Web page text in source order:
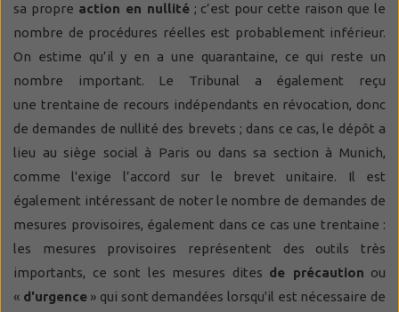
sa propre action en nullité; c’est pour cette raison que le
nombre de procédures réelles est probablement inférieur.
On estime qu’il y en a une quarantaine, ce qui reste un
nombre important. Le Tribunal a également reçu
une trentaine de recours indépendants en révocation, donc
de demandes de nullité des brevets ; dans ce cas, le dépôt a
lieu au siège social à Paris ou dans sa section à Munich,
comme l'exige l’accord sur le brevet unitaire. Il est
également intéressant de noter le nombre de demandes de
mesures provisoires, également dans ce cas une trentaine :
les mesures provisoires représentent des outils très
importants, ce sont les mesures dites de précaution ou
« d'urgence» qui sont demandées lorsqu'il est nécessaire de